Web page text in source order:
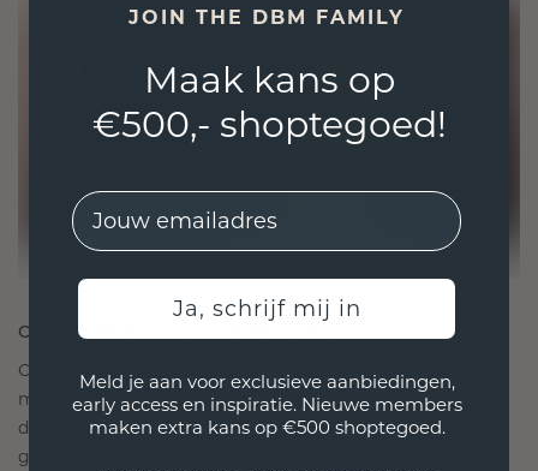
ONTWORPEN VOOR VERBINDING
Onze ontwerpfilosofie is gericht op verbinding,
met elk stuk ontworpen om de tand des tijds te
doorstaan. Het wordt jouw symbool van liefde en
gekoesterde momenten, bedoeld om voor altijd te
JOIN THE DBM FAMILY
Maak kans op
€500,- shoptegoed!
EMail
Ja, schrijf mij in
Meld je aan voor exclusieve aanbiedingen,
early access en inspiratie. Nieuwe members
maken extra kans op €500 shoptegoed.